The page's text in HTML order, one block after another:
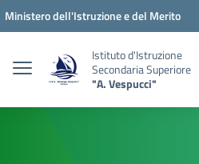
Vai ai contenuti
Vai al menu di navigazione
Vai al footer
Ministero dell'Istruzione e del Merito
Istituto d'Istruzione
Secondaria Superiore
"A. Vespucci"